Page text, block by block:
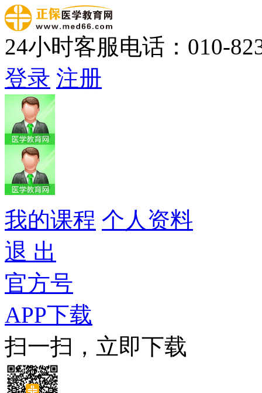
24小时客服电话：010-
登录 注册
我的课程 个人资料
退 出
官方号
APP下载
扫一扫，立即下载